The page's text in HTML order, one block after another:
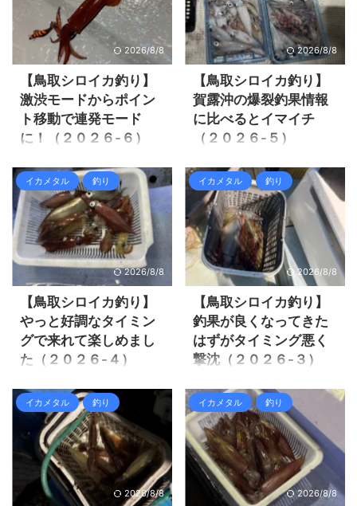
2026/8/8
【鳥取シロイカ釣り】
激渋モードからポイン
ト移動で連発モード
に！（２０２６-６）
ですが、前回まで順調に自己
記録を更新出来ています。 で
も同行者が多く釣ったり、知
人が別便で爆釣していたり
と、この上ない釣果は引き出
せていない。
https://zaltz.blog/squid-
metal-2026-5/ 合わせて読み
たい記事 今週は週半ばは時化
でシロイカ船は出港出来てい
ない様で、その後出港の状況
は渋いとか激流とかのネガテ
今回は田後港から出港の柳丸
さんにお世話になりました。
柳丸 以前SNSの知り合いから
おすすめされて予約してみま
した。 ...
2026/8/8
【鳥取シロイカ釣り】
賀露沖の爆裂釣果情報
に比べるとイマイチ
（２０２６-５）
く数が釣れて、自己の記録も
更新出来て納得の釣果でし
た。 しかし賀露沖の釣果情報
では３桁前後の爆裂釣果で賑
わっています。 ３桁と言わな
いが５０杯を超えたいと思っ
ていたので、今度こそ５０杯
を超えれるか！？ 今回は賀露
港から出港のCASTさんにお世
話になりました。 CAST イン
スタで8,000円のストーリーズ
が流れていて食い付きまし
新出来ましたが、賀露沖の爆
釣情報を考えると地味な釣果
でした。 それでは釣行の様子
を見て行きましょう。 鳥取シ
ロイカ釣り自己記録 ...
イカメタル 釣り
2026/8/8
【鳥取シロイカ釣り】
やっと好調なタイミン
グで来れて楽しめまし
た（２０２６-４）
回行っていますが、３回とも
船は良く揺れる上に釣果も全
然伸ばせずかなりのストレス
でした。 私が３回目行った以
降は、一気に釣果が良くなっ
てきていましたので、今回は
大丈夫だろうと思われる。 １
イカメタル 釣り
2026/8/8
【鳥取シロイカ釣り】
釣果が良くなってきた
はずがタイミング悪く
撃沈（２０２６-３）
がって来た様だ！ 今回は賀露
港から出港のエナリンさんに
お世話になりました。 エナリ
ン 先週末にSNSの知り合いが
エナリンさんで５０杯を超え
る釣果だったみたいですし、
普段から釣果も良く大人気の
イカメタル 釣り
2026/8/8
イカメタル 釣り
2026/8/8